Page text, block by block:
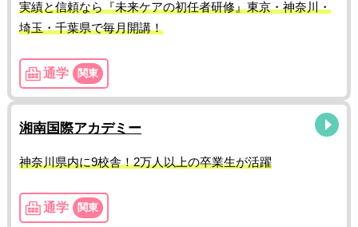
実績と信頼なら『未来ケアの初任者研修』東京・神奈川・
埼玉・千葉県で毎月開講！
通学 関東
湘南国際アカデミー
神奈川県内に9校舎！2万人以上の卒業生が活躍
通学 関東